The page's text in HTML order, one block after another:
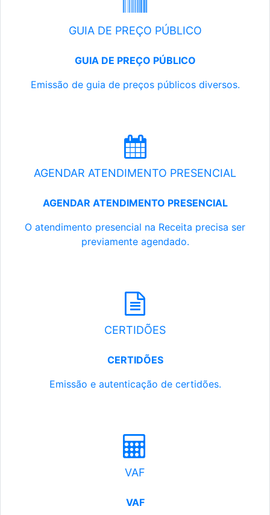
GUIA DE PREÇO PÚBLICO
GUIA DE PREÇO PÚBLICO
Emissão de guia de preços públicos diversos.
AGENDAR ATENDIMENTO PRESENCIAL
AGENDAR ATENDIMENTO PRESENCIAL
O atendimento presencial na Receita precisa ser
previamente agendado.
CERTIDÕES
CERTIDÕES
Emissão e autenticação de certidões.
VAF
VAF